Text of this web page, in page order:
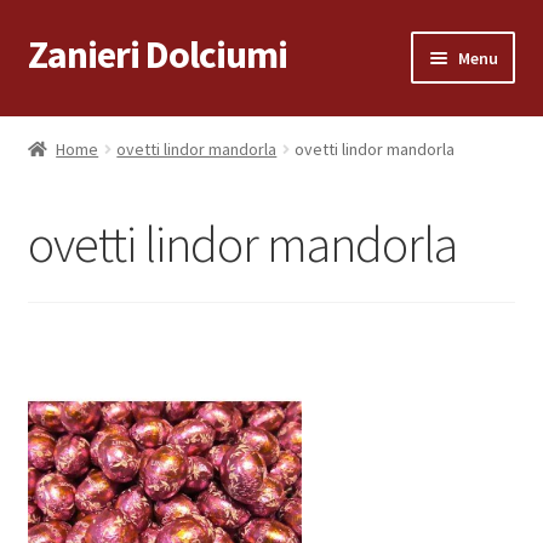
Vai
alla
Vai
al
Zanieri Dolciumi Menu
Home
Cassa
Consegna a Domicilio
Dove siamo
Home ovetti lindor mandorla ovetti lindor mandorla
ovetti lindor mandorla